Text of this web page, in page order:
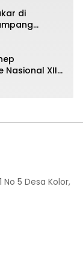
di
Nasional XII
5 Desa Kolor,